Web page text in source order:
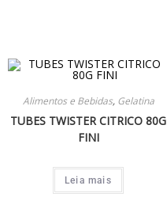
Alimentos e Bebidas, Gelatina
TUBES TWISTER CITRICO 80G
FINI
Leia mais